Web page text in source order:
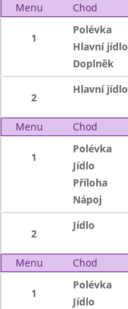
Menu Chod
1
Polévka
Hlavní jídlo
Doplněk
2
Hlavní jídlo
Menu Chod
1
Polévka
Jídlo
Příloha
Nápoj
2
Jídlo
Menu Chod
1
Polévka
Jídlo